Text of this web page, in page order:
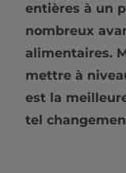
entières à un
nombreux
alimentaires.
mettre à
est la
tel